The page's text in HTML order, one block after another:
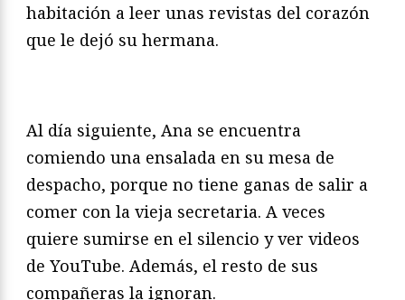
habitación a leer unas revistas del corazón
que le dejó su hermana.
Al día siguiente, Ana se encuentra
comiendo una ensalada en su mesa de
despacho, porque no tiene ganas de salir a
comer con la vieja secretaria. A veces
quiere sumirse en el silencio y ver videos
de YouTube. Además, el resto de sus
compañeras la ignoran.